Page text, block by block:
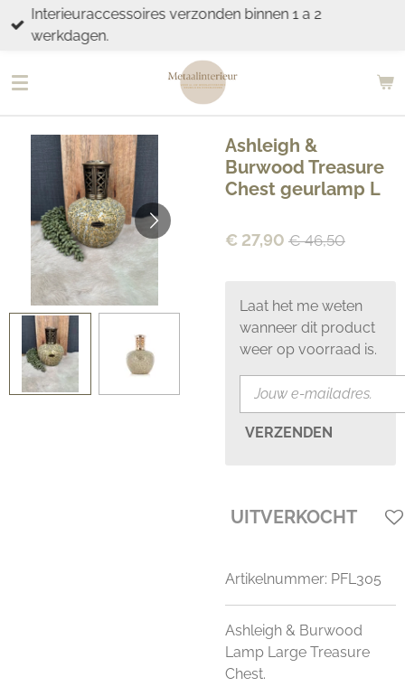
Ga
direct
de
Interieuraccessoires verzonden binnen 1 a 2
werkdagen.
Ashleigh &
Burwood Treasure
Chest geurlamp L
€ 27,90 € 46,50
Laat het me weten
wanneer dit product
weer op voorraad is.
VERZENDEN
UITVERKOCHT
Artikelnummer: PFL305
Ashleigh & Burwood
Lamp Large Treasure
Chest.